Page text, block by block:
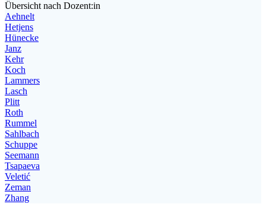
Übersicht nach Dozent:in
Aehnelt
Hetjens
Hünecke
Janz
Kehr
Koch
Lammers
Lasch
Plitt
Roth
Rummel
Sahlbach
Schuppe
Seemann
Tsapaeva
Veletić
Zeman
Zhang